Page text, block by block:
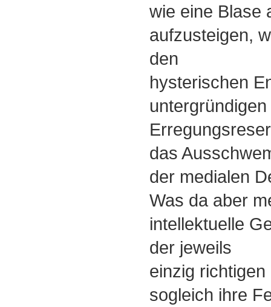
wie eine Blase
aufzusteigen,
den
hysterischen
untergründigen
das
der medialen
Was da aber
intellektuelle
der jeweils
einzig
sogleich ihre